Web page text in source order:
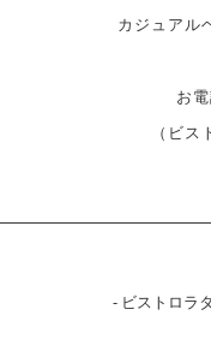
カジュアル
お
（ビス
- ビストロラ